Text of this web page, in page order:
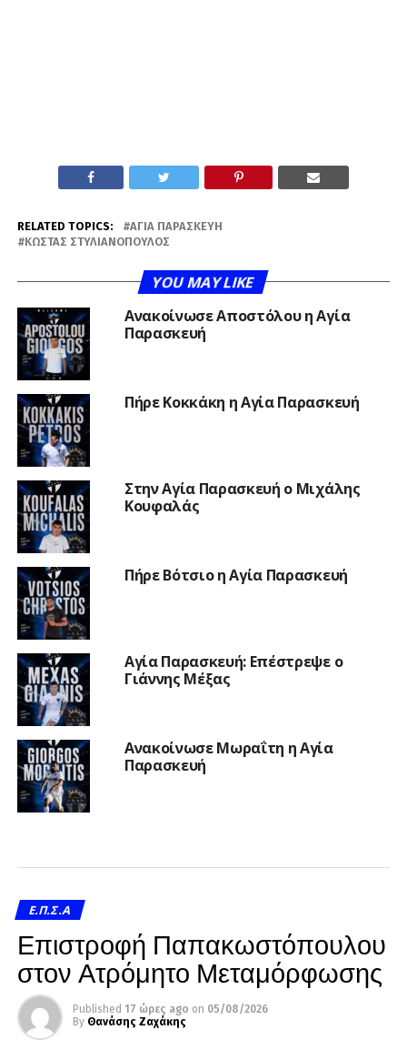
RELATED TOPICS:
ΑΓΊΑ ΠΑΡΑΣΚΕΥΉ
ΚΏΣΤΑΣ ΣΤΥΛΙΑΝΌΠΟΥΛΟΣ
YOU MAY LIKE
Ανακοίνωσε Αποστόλου η Αγία
Παρασκευή
Πήρε Κοκκάκη η Αγία Παρασκευή
Στην Αγία Παρασκευή ο Μιχάλης
Κουφαλάς
Πήρε Βότσιο η Αγία Παρασκευή
Αγία Παρασκευή: Επέστρεψε ο
Γιάννης Μέξας
Ανακοίνωσε Μωραΐτη η Αγία
Παρασκευή
Ε.Π.Σ.Α
Επιστροφή Παπακωστόπουλου
στον Ατρόμητο Μεταμόρφωσης
Published 17 ώρες ago on 05/08/2026
By Θανάσης Ζαχάκης